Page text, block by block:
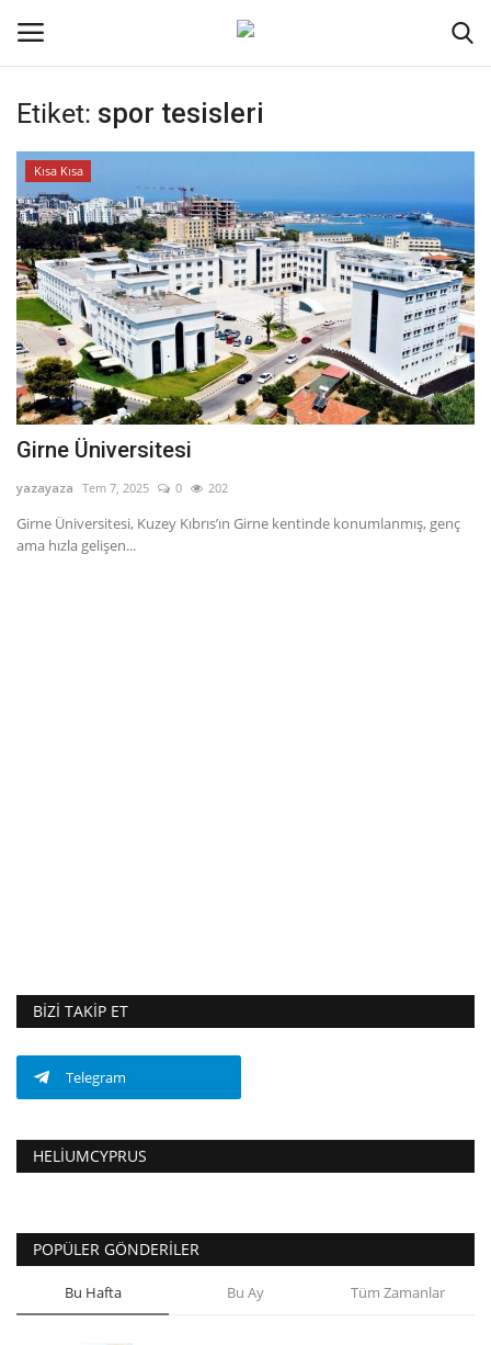
Oturum aç Kayıt ol
Ana Sayfa
İletişim
Genel
Kodlama
Kripto Para
Dil
Etiket: spor tesisleri
Kısa Kısa
Girne Üniversitesi
yazayaza Tem 7, 2025 0 202
Girne Üniversitesi, Kuzey Kıbrıs’ın Girne kentinde konumlanmış, genç
ama hızla gelişen...
BIZI TAKIP ET
Telegram
HELIUMCYPRUS
POPÜLER GÖNDERILER
Bu Hafta Bu Ay Tüm Zamanlar